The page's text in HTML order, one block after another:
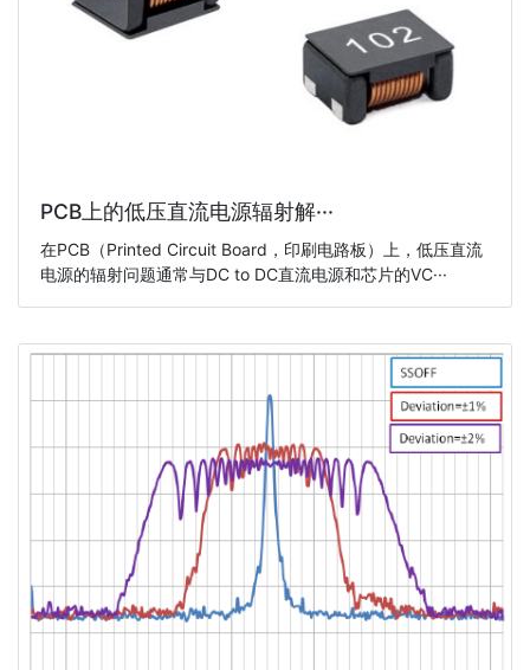
PCB上的低压直流电源辐射解···
在PCB（Printed Circuit Board，印刷电路板）上，低压直流
电源的辐射问题通常与DC to DC直流电源和芯片的VC···